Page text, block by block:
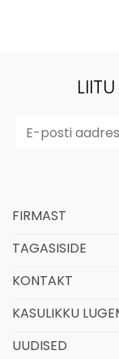
FIRMAST
TAGASISIDE
KONTAKT
KASULIKKU
UUDISED